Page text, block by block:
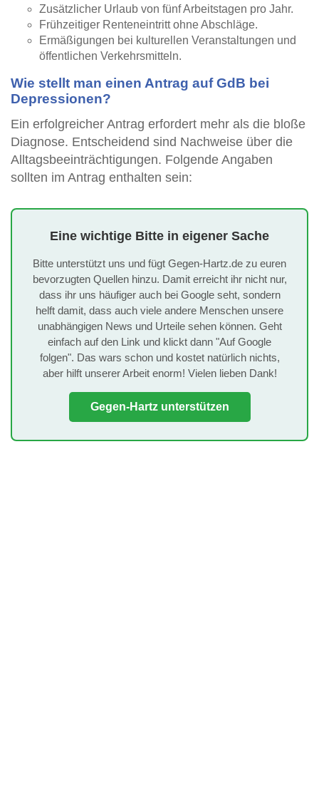
Zusätzlicher Urlaub von fünf Arbeitstagen pro Jahr.
Frühzeitiger Renteneintritt ohne Abschläge.
Ermäßigungen bei kulturellen Veranstaltungen und
öffentlichen Verkehrsmitteln.
Wie stellt man einen Antrag auf GdB bei
Depressionen?
Ein erfolgreicher Antrag erfordert mehr als die bloße
Diagnose. Entscheidend sind Nachweise über die
Alltagsbeeinträchtigungen. Folgende Angaben
sollten im Antrag enthalten sein:
Eine wichtige Bitte in eigener Sache
Bitte unterstützt uns und fügt Gegen-Hartz.de zu euren
bevorzugten Quellen hinzu. Damit erreicht ihr nicht nur,
dass ihr uns häufiger auch bei Google seht, sondern
helft damit, dass auch viele andere Menschen unsere
unabhängigen News und Urteile sehen können. Geht
einfach auf den Link und klickt dann "Auf Google
folgen". Das wars schon und kostet natürlich nichts,
aber hilft unserer Arbeit enorm! Vielen lieben Dank!
Gegen-Hartz unterstützen